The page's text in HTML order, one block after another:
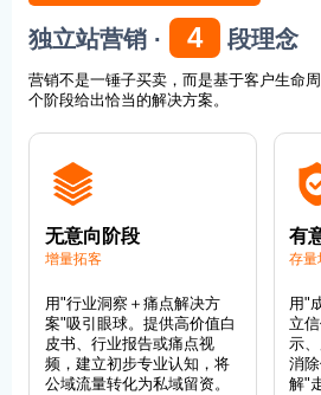
独立站营销 · 4 段理念
营销不是一锤子买卖，而是基于客户生命
个阶段给出恰当的解决方案。
无意向阶段
增量拓客
用"行业洞察＋痛点解决方
案"吸引眼球。提供高价值白
皮书、行业报告或痛点视
频，建立初步专业认知，将
公域流量转化为私域留资。
有
存量
用"
立
示
消
解"